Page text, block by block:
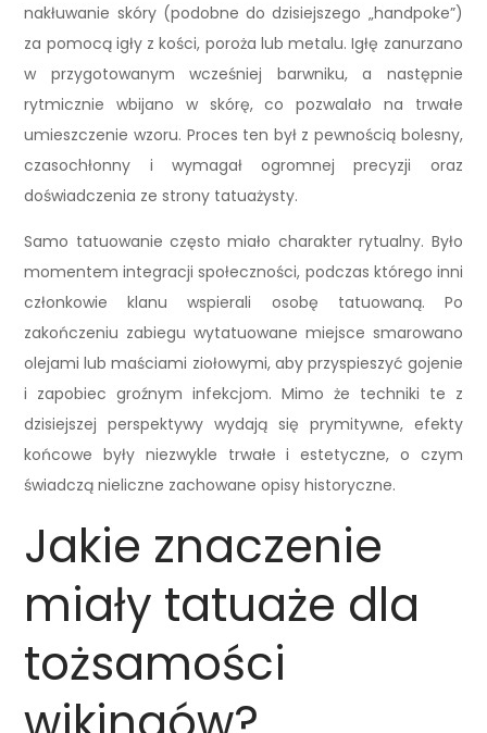
nakłuwanie skóry (podobne do dzisiejszego „handpoke”)
za pomocą igły z kości, poroża lub metalu. Igłę zanurzano
w przygotowanym wcześniej barwniku, a następnie
rytmicznie wbijano w skórę, co pozwalało na trwałe
umieszczenie wzoru. Proces ten był z pewnością bolesny,
czasochłonny i wymagał ogromnej precyzji oraz
doświadczenia ze strony tatuażysty.
Samo tatuowanie często miało charakter rytualny. Było
momentem integracji społeczności, podczas którego inni
członkowie klanu wspierali osobę tatuowaną. Po
zakończeniu zabiegu wytatuowane miejsce smarowano
olejami lub maściami ziołowymi, aby przyspieszyć gojenie
i zapobiec groźnym infekcjom. Mimo że techniki te z
dzisiejszej perspektywy wydają się prymitywne, efekty
końcowe były niezwykle trwałe i estetyczne, o czym
świadczą nieliczne zachowane opisy historyczne.
Jakie znaczenie
miały tatuaże dla
tożsamości